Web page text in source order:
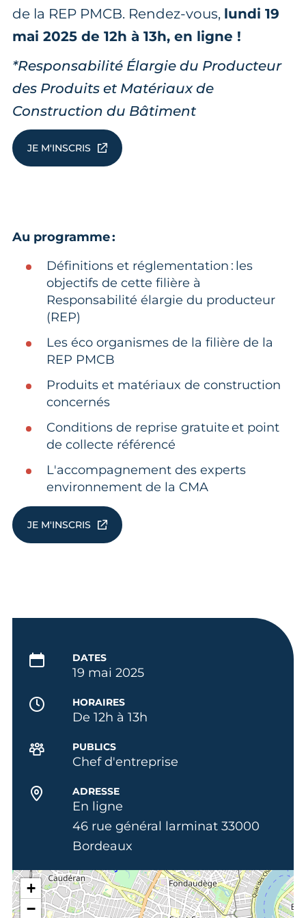
de la REP PMCB. Rendez-vous, lundi 19
mai 2025 de 12h à 13h, en ligne !
*Responsabilité Élargie du Producteur
des Produits et Matériaux de
Construction du Bâtiment
JE M'INSCRIS
Au programme :
Définitions et réglementation : les
objectifs de cette filière à
Responsabilité élargie du producteur
(REP)
Les éco organismes de la filière de la
REP PMCB
Produits et matériaux de construction
concernés
Conditions de reprise gratuite et point
de collecte référencé
L'accompagnement des experts
environnement de la CMA
JE M'INSCRIS
DATES
19 mai 2025
HORAIRES
De 12h à 13h
PUBLICS
Chef d'entreprise
ADRESSE
En ligne
46 rue général larminat 33000
Bordeaux
+
−